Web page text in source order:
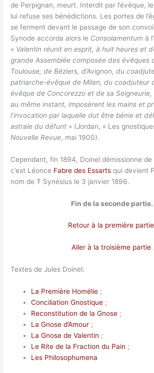
de Perpignan, meurt. Interdit par l’évêque,
lui refuse ses bénédictions. Les portes de
se ferment devant le passage de son
Synode accorda alors le Consolamentum à
« Valentin réunit en esprit, à huit heures et
grande Assemblée composée des évêques
Toulouse, de Béziers, d’Avignon, du
patriarche-évêque de Milan, du coadjuteur
évêque de Concorezzo et de sa Seigneurie,
au même instant, imposèrent les mains et
l’invocation par laquelle dut être bénie et
astrale du défunt » (Jordan, « Les
Nouvelle Revue, mai 1900).
Cependant, fin 1894, Doinel démissionne
c’est Léonce Fabre des Essarts qui devient
nom de Ŧ Synésius le 3 janvier 1896.
Fin de la seconde partie.
Retour à la première partie
Aller à la troisième partie.
Textes de Jules Doinel:
La Première Homélie ;
Conciliation Gnostique ;
Reconstitution de la Gnose ;
La Gnose d’Amour ;
La Gnose de Valentin ;
Le Rite de la Fraction du Pain ;
Les Philosophumena